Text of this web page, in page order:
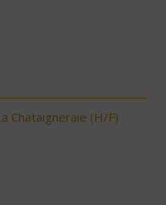
Chataigneraie (H/F)